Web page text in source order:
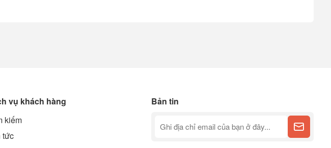
vụ khách hàng
kiếm
tức
Bản tin